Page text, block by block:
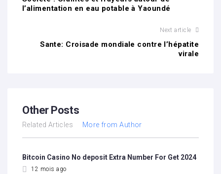
l’alimentation en eau potable à Yaoundé
Next article
Sante: Croisade mondiale contre l’hépatite
virale
Other Posts
Related Articles More from Author
Bitcoin Casino No deposit Extra Number For Get 2024
12 mois ago